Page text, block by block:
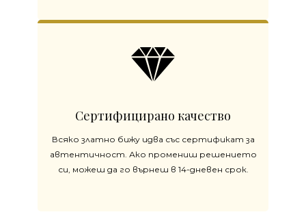
Сертифицирано качество
Всяко златно бижу идва със сертификат за
автентичност. Ако промениш решението
си, можеш да го върнеш в 14-дневен срок.